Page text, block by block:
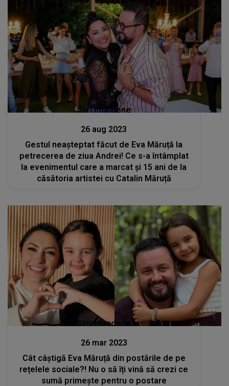
Stiri mondene
26 aug 2023
Gestul neașteptat făcut de Eva Măruță la
petrecerea de ziua Andrei! Ce s-a întâmplat
la evenimentul care a marcat și 15 ani de la
căsătoria artistei cu Catalin Măruță
Stiri mondene
26 mar 2023
Cât câștigă Eva Măruță din postările de pe
rețelele sociale?! Nu o să îți vină să crezi ce
sumă primește pentru o postare